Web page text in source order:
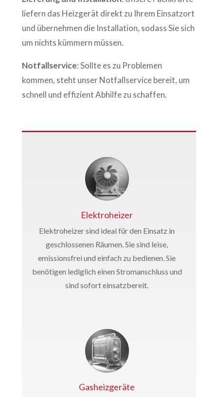
liefern das Heizgerät direkt zu Ihrem Einsatzort
und übernehmen die Installation, sodass Sie sich
um nichts kümmern müssen.
Notfallservice: Sollte es zu Problemen
kommen, steht unser Notfallservice bereit, um
schnell und effizient Abhilfe zu schaffen.
Elektroheizer
Elektroheizer sind ideal für den Einsatz in
geschlossenen Räumen. Sie sind leise,
emissionsfrei und einfach zu bedienen. Sie
benötigen lediglich einen Stromanschluss und
sind sofort einsatzbereit.
Gasheizgeräte